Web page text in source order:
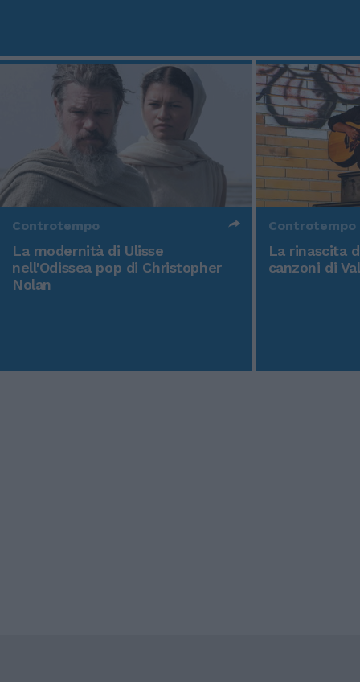
Controtempo
La modernità di Ulisse
nell'Odissea pop di Christopher
Nolan
Controtempo
La rinascita
canzoni di